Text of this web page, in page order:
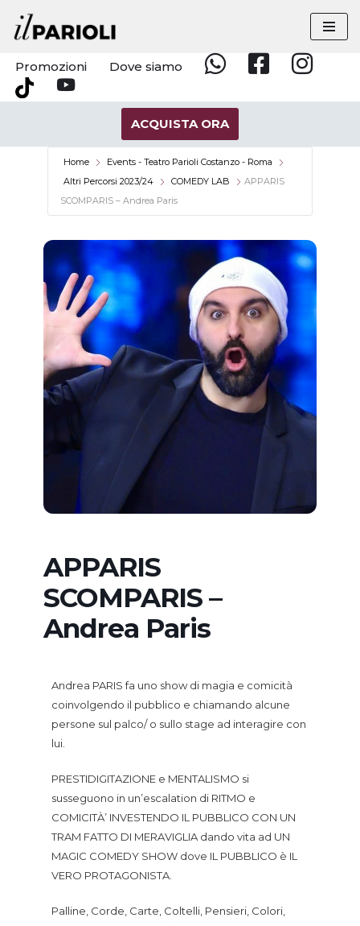
Vai
al
contenuto
Promozioni Dove siamo
WhatsappFacebookInstagram
Tik
YouTube
ACQUISTA ORA
Home
Events - Teatro Parioli Costanzo - Roma
Altri Percorsi 2023/24
COMEDY LAB
APPARIS
SCOMPARIS – Andrea Paris
APPARIS
SCOMPARIS –
Andrea Paris
Andrea PARIS fa uno show di magia e comicità
coinvolgendo il pubblico e chiamando alcune
persone sul palco/ o sullo stage ad interagire con
lui.
PRESTIDIGITAZIONE e MENTALISMO si
susseguono in un’escalation di RITMO e
COMICITÀ’ INVESTENDO IL PUBBLICO CON UN
TRAM FATTO DI MERAVIGLIA dando vita ad UN
MAGIC COMEDY SHOW dove IL PUBBLICO è IL
VERO PROTAGONISTA.
Palline, Corde, Carte, Coltelli, Pensieri, Colori,